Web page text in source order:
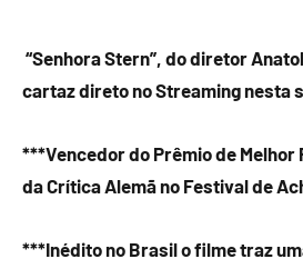
“Senhora Stern”, do diretor
cartaz direto no Streaming nesta
***Vencedor do Prêmio de Melhor
da Crítica Alemã no Festival de
***Inédito no Brasil o filme traz